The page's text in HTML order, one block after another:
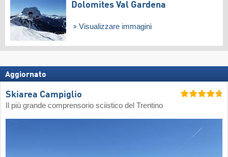
Dolomites Val Gardena
Visualizzare immagini
Aggiornato
Skiarea Campiglio
Il più grande comprensorio sciistico del Trentino